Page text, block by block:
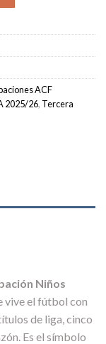
ACF
2025/26, Tercera
Niños
vive el fútbol con
de liga, cinco
Es el símbolo